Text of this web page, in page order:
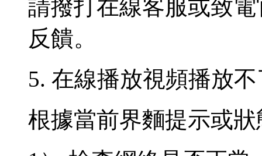
請撥打在線客服或致電
反饋。
5. 在線播放視頻播放
根據當前界麵提示或